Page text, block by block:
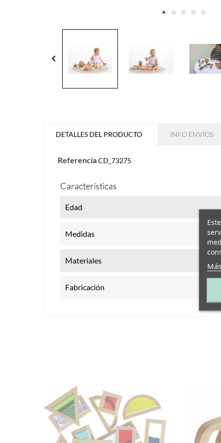
keyboard_arrow_left
DETALLES DEL PRODUCTO INFO ENVÍOS
ReferenciaCD_73275
Características
Edad
Medidas
Materiales
Fabricación